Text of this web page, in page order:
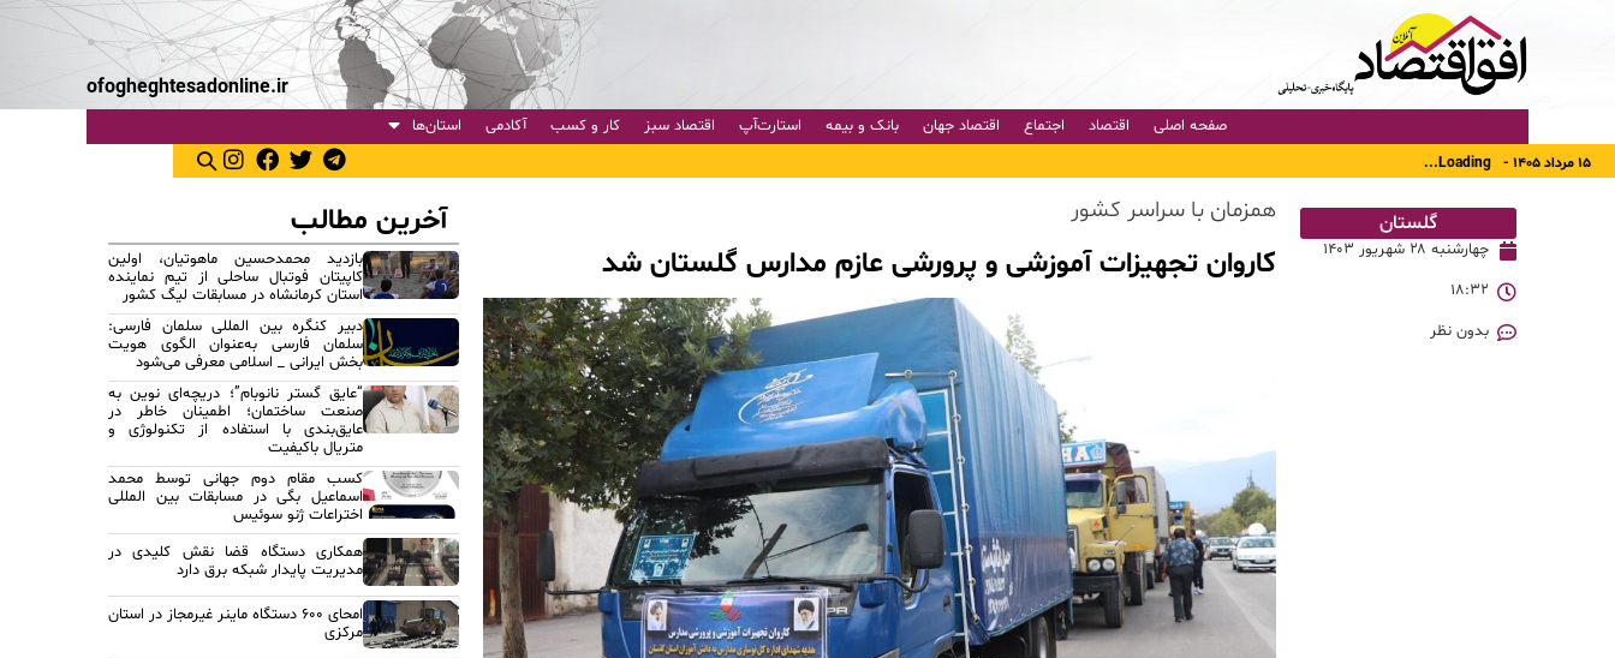
ofogheghtesadonline.ir
صفحه اصلی اقتصاد اجتماع اقتصاد جهان بانک و بیمه استارت‌آپ اقتصاد سبز کار و کسب آکادمی استان‌ها
۱۵ مرداد ۱۴۰۵ - Loading...
گلستان
چهارشنبه ۲۸ شهریور ۱۴۰۳
۱۸:۳۲
بدون نظر
همزمان با سراسر کشور
کاروان تجهیزات آموزشی و پرورشی عازم مدارس گلستان شد
آخرین مطالب
بازدید محمدحسین ماهوتیان، اولین
کاپیتان فوتبال ساحلی از تیم نماینده
استان کرمانشاه در مسابقات لیگ کشور
دبیر کنگره بین المللی سلمان فارسی:
سلمان فارسی به‌عنوان الگوی هویت
بخش ایرانی _ اسلامی معرفی می‌شود
“عایق گستر نانوبام”؛ دریچه‌ای نوین به
صنعت ساختمان؛ اطمینان خاطر در
عایق‌بندی با استفاده از تکنولوژی و
متریال باکیفیت
کسب مقام دوم جهانی توسط محمد
اسماعیل بگی در مسابقات بین المللی
اختراعات ژنو سوئیس
همکاری دستگاه قضا نقش کلیدی در
مدیریت پایدار شبکه برق دارد
امحای ۶۰۰ دستگاه ماینر غیرمجاز در استان
مرکزی